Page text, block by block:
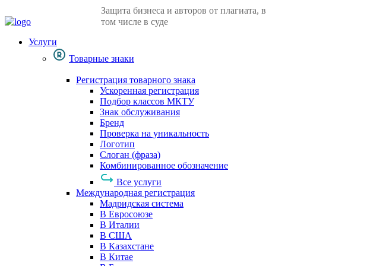
Защита бизнеса и авторов от плагиата, в
том числе в суде
Услуги
Товарные знаки
Регистрация товарного знака
Ускоренная регистрация
Подбор классов МКТУ
Знак обслуживания
Бренд
Проверка на уникальность
Логотип
Слоган (фраза)
Комбинированное обозначение
Все услуги
Международная регистрация
Мадридская система
В Евросоюзе
В Италии
В США
В Казахстане
В Китае